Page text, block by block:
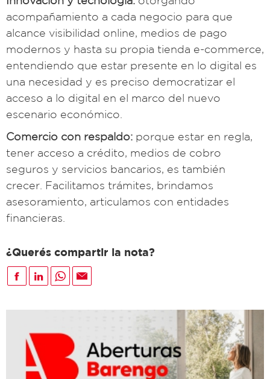
acompañamiento a cada negocio para que
alcance visibilidad online, medios de pago
modernos y hasta su propia tienda e-commerce,
entendiendo que estar presente en lo digital es
una necesidad y es preciso democratizar el
acceso a lo digital en el marco del nuevo
escenario económico.
Comercio con respaldo: porque estar en regla,
tener acceso a crédito, medios de cobro
seguros y servicios bancarios, es también
crecer. Facilitamos trámites, brindamos
asesoramiento, articulamos con entidades
financieras.
¿Querés compartir la nota?